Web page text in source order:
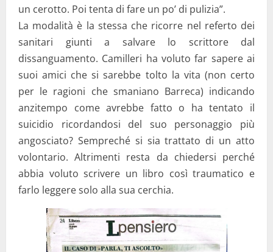
un cerotto. Poi tenta di fare un po’ di pulizia”.
La modalità è la stessa che ricorre nel referto dei
sanitari giunti a salvare lo scrittore dal
dissanguamento. Camilleri ha voluto far sapere ai
suoi amici che si sarebbe tolto la vita (non certo
per le ragioni che smaniano Barreca) indicando
anzitempo come avrebbe fatto o ha tentato il
suicidio ricordandosi del suo personaggio più
angosciato? Sempreché si sia trattato di un atto
volontario. Altrimenti resta da chiedersi perché
abbia voluto scrivere un libro così traumatico e
farlo leggere solo alla sua cerchia.